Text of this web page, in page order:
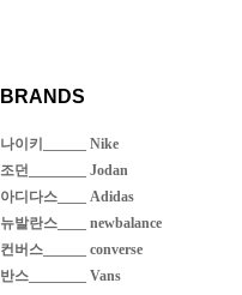
BRANDS
나이키______ Nike
조던________ Jodan
아디다스____ Adidas
뉴발란스____ newbalance
컨버스______ converse
반스________ Vans